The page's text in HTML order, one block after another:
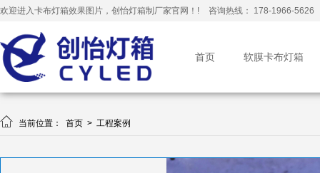
欢迎进入卡布灯箱效果图片，创怡灯箱制厂家官网！! 咨询热线： 178-1966-5626
首页 软膜卡布灯箱
 当前位置： 首页 > 工程案例